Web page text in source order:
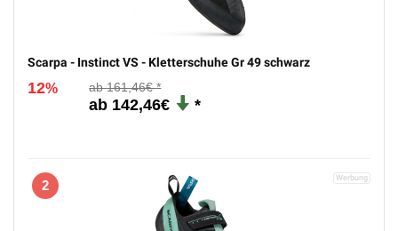
Scarpa - Instinct VS - Kletterschuhe Gr 49 schwarz
12% 161,46€
142,46€
2